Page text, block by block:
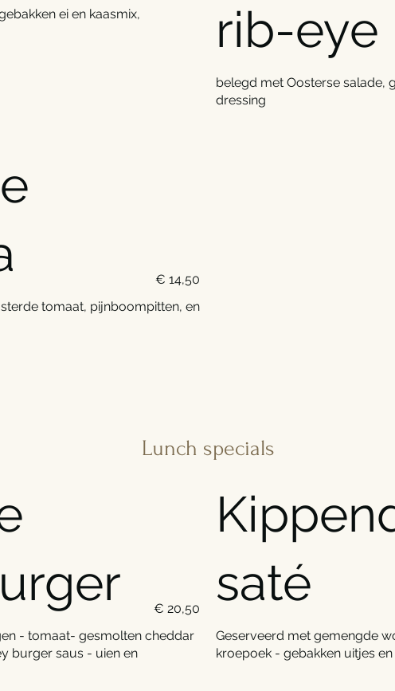
ei en kaasmix,
rib-eye
belegd met Oosterse salade,
dressing
tomaat, pijnboompitten, en
€ 14,50
Lunch specials
- tomaat- gesmolten cheddar
burger saus - uien en
€ 20,50
saté
Geserveerd met gemengde
kroepoek - gebakken uitjes